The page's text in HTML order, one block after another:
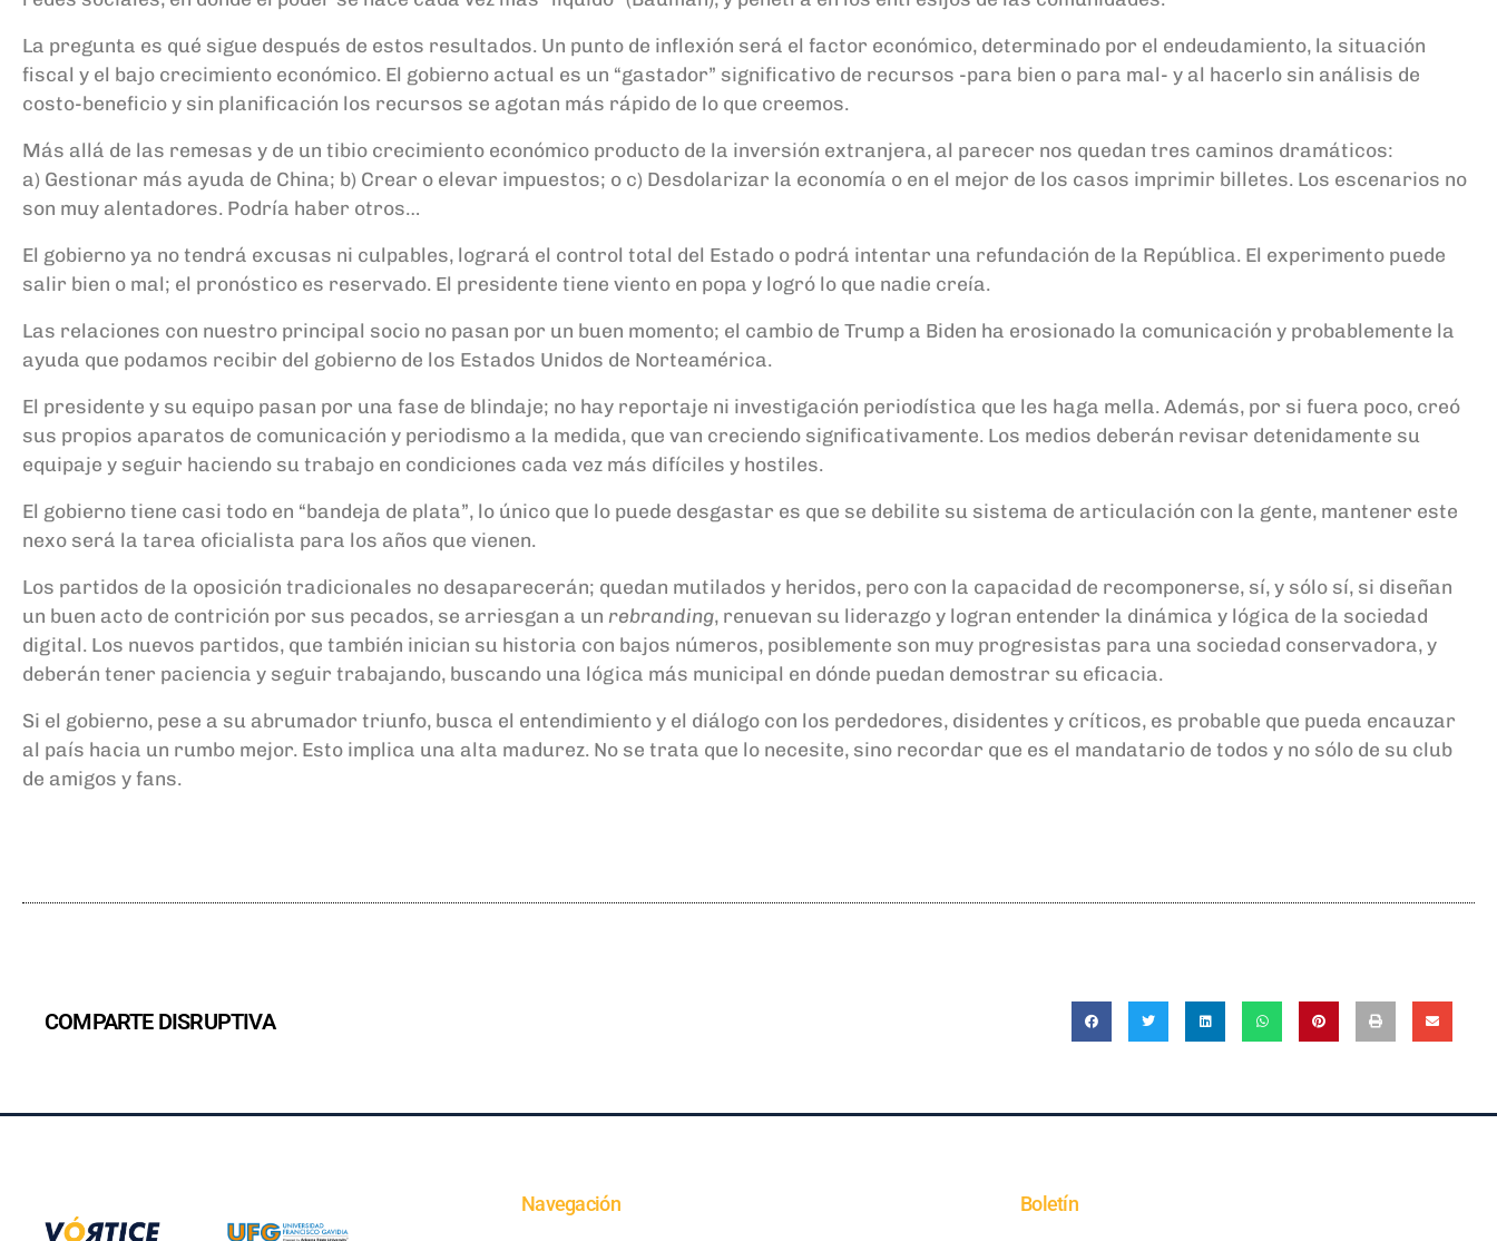
La pregunta es qué sigue después de estos resultados. Un punto de inflexión será el factor económico, determinado por el endeudamiento, la situación
fiscal y el bajo crecimiento económico. El gobierno actual es un “gastador” significativo de recursos -para bien o para mal- y al hacerlo sin análisis de
costo-beneficio y sin planificación los recursos se agotan más rápido de lo que creemos.
Más allá de las remesas y de un tibio crecimiento económico producto de la inversión extranjera, al parecer nos quedan tres caminos dramáticos:
a) Gestionar más ayuda de China; b) Crear o elevar impuestos; o c) Desdolarizar la economía o en el mejor de los casos imprimir billetes. Los escenarios no
son muy alentadores. Podría haber otros…
El gobierno ya no tendrá excusas ni culpables, logrará el control total del Estado o podrá intentar una refundación de la República. El experimento puede
salir bien o mal; el pronóstico es reservado. El presidente tiene viento en popa y logró lo que nadie creía.
Las relaciones con nuestro principal socio no pasan por un buen momento; el cambio de Trump a Biden ha erosionado la comunicación y probablemente la
ayuda que podamos recibir del gobierno de los Estados Unidos de Norteamérica.
El presidente y su equipo pasan por una fase de blindaje; no hay reportaje ni investigación periodística que les haga mella. Además, por si fuera poco, creó
sus propios aparatos de comunicación y periodismo a la medida, que van creciendo significativamente. Los medios deberán revisar detenidamente su
equipaje y seguir haciendo su trabajo en condiciones cada vez más difíciles y hostiles.
El gobierno tiene casi todo en “bandeja de plata”, lo único que lo puede desgastar es que se debilite su sistema de articulación con la gente, mantener este
nexo será la tarea oficialista para los años que vienen.
Los partidos de la oposición tradicionales no desaparecerán; quedan mutilados y heridos, pero con la capacidad de recomponerse, sí, y sólo sí, si diseñan
un buen acto de contrición por sus pecados, se arriesgan a un rebranding, renuevan su liderazgo y logran entender la dinámica y lógica de la sociedad
digital. Los nuevos partidos, que también inician su historia con bajos números, posiblemente son muy progresistas para una sociedad conservadora, y
deberán tener paciencia y seguir trabajando, buscando una lógica más municipal en dónde puedan demostrar su eficacia.
Si el gobierno, pese a su abrumador triunfo, busca el entendimiento y el diálogo con los perdedores, disidentes y críticos, es probable que pueda encauzar
al país hacia un rumbo mejor. Esto implica una alta madurez. No se trata que lo necesite, sino recordar que es el mandatario de todos y no sólo de su club
de amigos y fans.
COMPARTE DISRUPTIVA
Navegación Boletín